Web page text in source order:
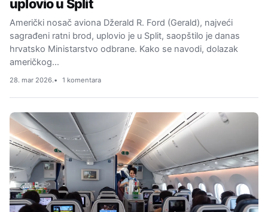
uplovio u Split
Američki nosač aviona Džerald R. Ford (Gerald), najveći
sagrađeni ratni brod, uplovio je u Split, saopštilo je danas
hrvatsko Ministarstvo odbrane. Kako se navodi, dolazak
američkog…
28. mar 2026. 1 komentara